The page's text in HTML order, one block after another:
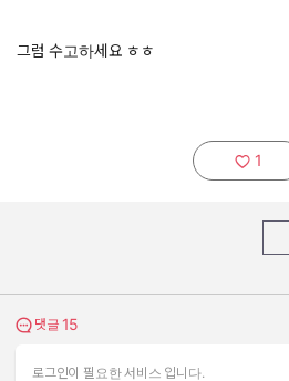
그럼 수고하세요 ㅎㅎ
추천하기:
1
댓글 보기
댓글 15
로그인이 필요한 서비스 입니다.